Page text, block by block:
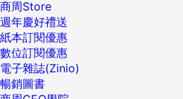
商周Store
週年慶好禮送
紙本訂閱優惠
數位訂閱優惠
電子雜誌(Zinio)
暢銷圖書